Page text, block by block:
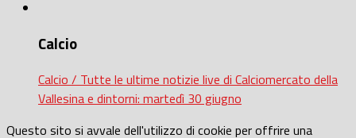
Calcio
Calcio / Tutte le ultime notizie live di Calciomercato della
Vallesina e dintorni: martedì 30 giugno
Questo sito si avvale dell'utilizzo di cookie per offrire una